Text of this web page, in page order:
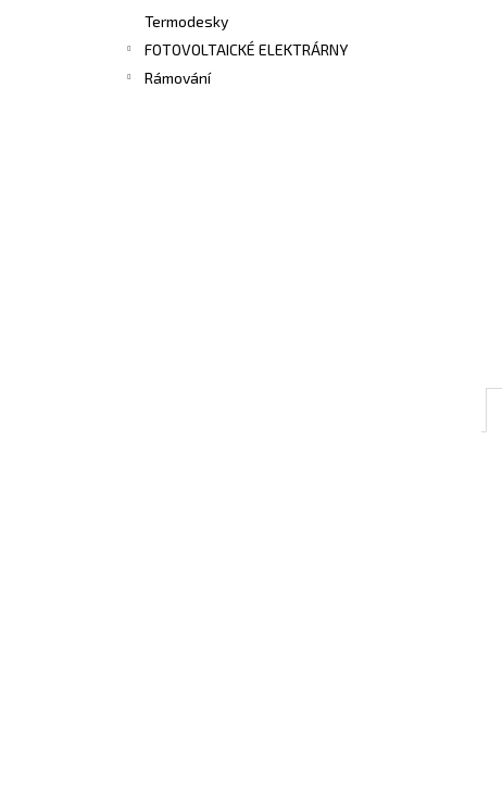
Termodesky
FOTOVOLTAICKÉ ELEKTRÁRNY
Rámování